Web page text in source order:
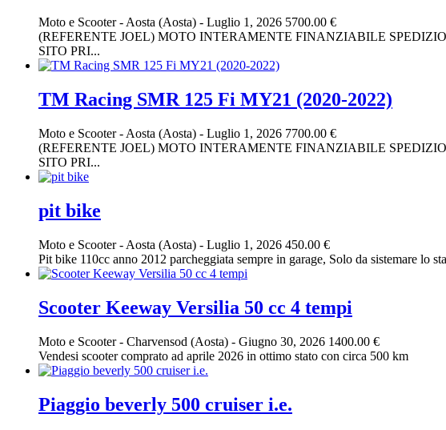
Moto e Scooter-Aosta (Aosta) - Luglio 1, 2026 5700.00 €
(REFERENTE JOEL) MOTO INTERAMENTE FINANZIABILE
SITO PRI...
TM Racing SMR 125 Fi MY21 (2020-2022)
Moto e Scooter- Aosta (Aosta) - Luglio 1, 2026 7700.00 €
(REFERENTE JOEL) MOTO INTERAMENTE FINANZIABILE
SITO PRI...
pit bike
Moto e Scooter- Aosta (Aosta) - Luglio 1, 2026 450.00 €
Pit bike 110cc anno 2012 parcheggiata sempre in garage, Solo da sistemare lo
Scooter Keeway Versilia 50 cc 4 tempi
Moto e Scooter- Charvensod (Aosta) - Giugno 30, 2026 1400.00 €
Vendesi scooter comprato ad aprile 2026 in ottimo stato con circa 500 km
Piaggio beverly 500 cruiser i.e.